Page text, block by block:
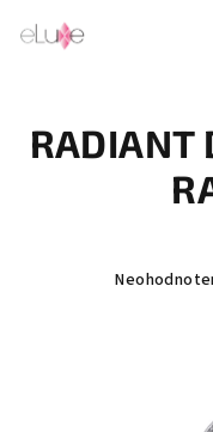
Priemerné